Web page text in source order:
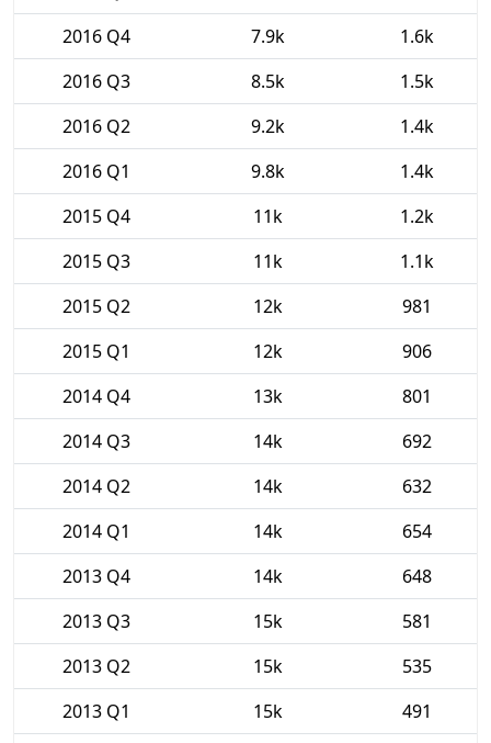
2016 Q4
7.9k
1.6k
2016 Q3
8.5k
1.5k
2016 Q2
9.2k
1.4k
2016 Q1
9.8k
1.4k
2015 Q4
11k
1.2k
2015 Q3
11k
1.1k
2015 Q2
12k
981
2015 Q1
12k
906
2014 Q4
13k
801
2014 Q3
14k
692
2014 Q2
14k
632
2014 Q1
14k
654
2013 Q4
14k
648
2013 Q3
15k
581
2013 Q2
15k
535
2013 Q1
15k
491